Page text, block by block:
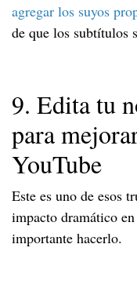
agregar los suyos
de que los subtítulos
9. Edita tu
para
YouTube
Este es uno de esos
impacto dramático
importante hacerlo.